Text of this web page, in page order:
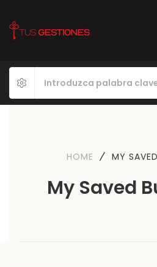
HOME MY
My Saved